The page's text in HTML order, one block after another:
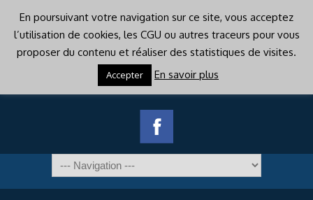
En poursuivant votre navigation sur ce site, vous acceptez
l’utilisation de cookies, les CGU ou autres traceurs pour vous
proposer du contenu et réaliser des statistiques de visites.
Accepter En savoir plus